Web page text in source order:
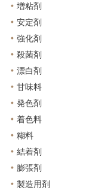
増粘剤
安定剤
強化剤
殺菌剤
漂白剤
甘味料
発色剤
着色料
糊料
結着剤
膨張剤
製造用剤